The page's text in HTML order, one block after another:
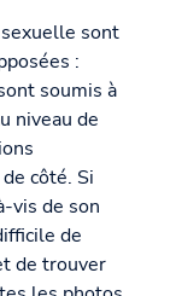
sont
:
soumis à
niveau de
côté. Si
vis de son
de
de trouver